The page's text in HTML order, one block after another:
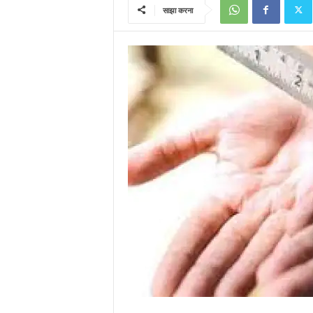
साझा करना